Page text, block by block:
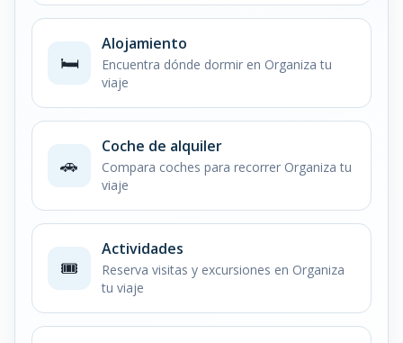
🛏️
Alojamiento
Encuentra dónde dormir en Organiza tu
viaje
🚗
Coche de alquiler
Compara coches para recorrer Organiza tu
viaje
🎟️
Actividades
Reserva visitas y excursiones en Organiza
tu viaje